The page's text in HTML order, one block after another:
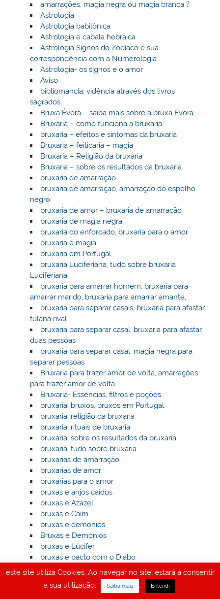
amarrações: magia negra ou magia branca ?
Astrologia
Astrologia babilónica
Astrologia e cabala hebraica
Astrologia Signos do Zodíaco e sua
correspondência com a Numerologia
Astrologia- os signos e o amor
Aviso
bibliomancia, vidência através dos livros
sagrados,
Bruxa Évora – saiba mais sobre a bruxa Évora
Bruxaria – como funciona a bruxaria
bruxaria – efeitos e sintomas da bruxaria
Bruxaria – feitiçaria – magia
Bruxaria – Religião da bruxaria
Bruxaria – sobre os resultados da bruxaria
bruxaria de amarração
bruxaria de amarração, amarraçao do espelho
negro
bruxaria de amor – bruxaria de amarração
bruxaria de magia negra
bruxaria do enforcado, bruxaria para o amor
bruxaria e magia
bruxaria em Portugal
bruxaria Luciferiana, tudo sobre bruxaria
Luciferiana
bruxaria para amarrar homem, bruxaria para
amarrar marido, bruxaria para amarrar amante,
bruxaria para separar casais, bruxaria para afastar
fulana rival
bruxaria para separar casal, bruxaria para afastar
duas pessoas
bruxaria para separar casal, magia negra para
separar pessoas
Bruxaria para trazer amor de volta, amarrações
para trazer amor de volta
Bruxaria- Essências, filtros e poções
bruxaria, bruxos, bruxos em Portugal
bruxaria, religião da bruxaria
bruxaria, rituais de bruxaria
bruxaria, sobre os resultados da bruxaria
bruxaria, tudo sobre bruxaria
bruxarias de amarração
bruxarias de amor
bruxarias para o amor
bruxas e anjos caídos
bruxas e Azazel
bruxas e Caim
bruxas e demónios
Bruxas e Demónios
bruxas e Lúcifer
bruxas e pacto com o Diabo
bruxas e Satã
bruxas em Portugal
bruxas no livro de Enoch
este site utiliza Cookies. Ao navegar no site, estará a consentir
a sua utilização.
Saiba mais . Entendi .